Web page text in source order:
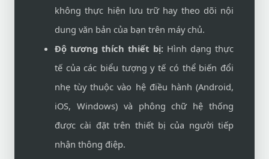
không thực hiện lưu trữ hay theo dõi nội
dung văn bản của bạn trên máy chủ.
Độ tương thích thiết bị:Hình dạng thực
tế của các biểu tượng y tế có thể biến đổi
nhẹ tùy thuộc vào hệ điều hành (Android,
iOS, Windows) và phông chữ hệ thống
được cài đặt trên thiết bị của người tiếp
nhận thông điệp.